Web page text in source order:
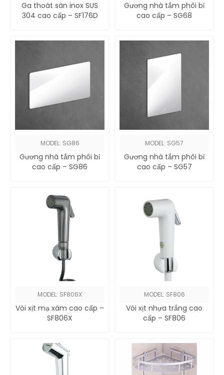
Ga thoát sàn inox SUS
304 cao cấp – SF176D
Gương nhà tắm phôi bỉ
cao cấp – SG68
MODEL: SG86
Gương nhà tắm phôi bỉ
cao cấp – SG86
MODEL: SG57
Gương nhà tắm phôi bỉ
cao cấp – SG57
MODEL: SF806X
Vòi xịt mạ xám cao cấp –
SF806X
MODEL: SF806
Vòi xịt nhựa trắng cao
cấp – SF806